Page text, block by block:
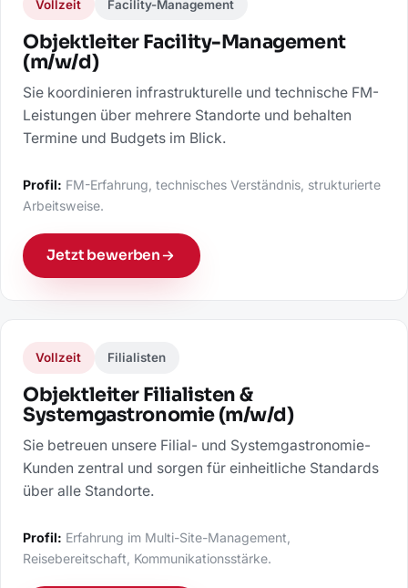
Vollzeit Facility-Management
Objektleiter Facility-Management
(m/w/d)
Sie koordinieren infrastrukturelle und technische FM-
Leistungen über mehrere Standorte und behalten
Termine und Budgets im Blick.
Profil: FM-Erfahrung, technisches Verständnis, strukturierte
Arbeitsweise.
Jetzt bewerben
Vollzeit Filialisten
Objektleiter Filialisten &
Systemgastronomie (m/w/d)
Sie betreuen unsere Filial- und Systemgastronomie-
Kunden zentral und sorgen für einheitliche Standards
über alle Standorte.
Profil: Erfahrung im Multi-Site-Management,
Reisebereitschaft, Kommunikationsstärke.